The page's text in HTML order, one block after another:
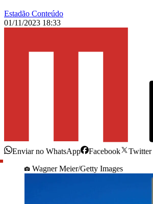
Estadão Conteúdo
01/11/2023 18:33
Enviar no WhatsApp Facebook
Twitter
Wagner Meier/Getty Images